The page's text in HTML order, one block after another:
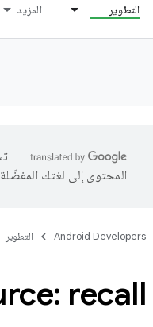
التطوير المزيد
المحتوى إلى لغتك
Android Developers التطوير
recall